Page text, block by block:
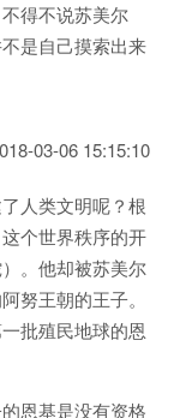
得不说苏美尔
是自己摸索出来
03-06 15:15:10
人类文明呢？根
个世界秩序的开
。他却被苏美尔
努王朝的王子。
批殖民地球的恩
恩基是没有资格